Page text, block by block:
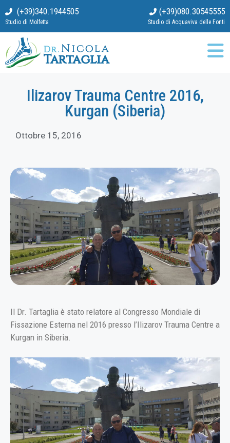
(+39)340.1944505
Studio di Molfetta
(+39)080.30545555
Studio di Acquaviva delle Fonti
Ilizarov Trauma Centre 2016,
Kurgan (Siberia)
Ottobre 15, 2016
Il Dr. Tartaglia è stato relatore al Congresso Mondiale di
Fissazione Esterna nel 2016 presso l’Ilizarov Trauma Centre a
Kurgan in Siberia.